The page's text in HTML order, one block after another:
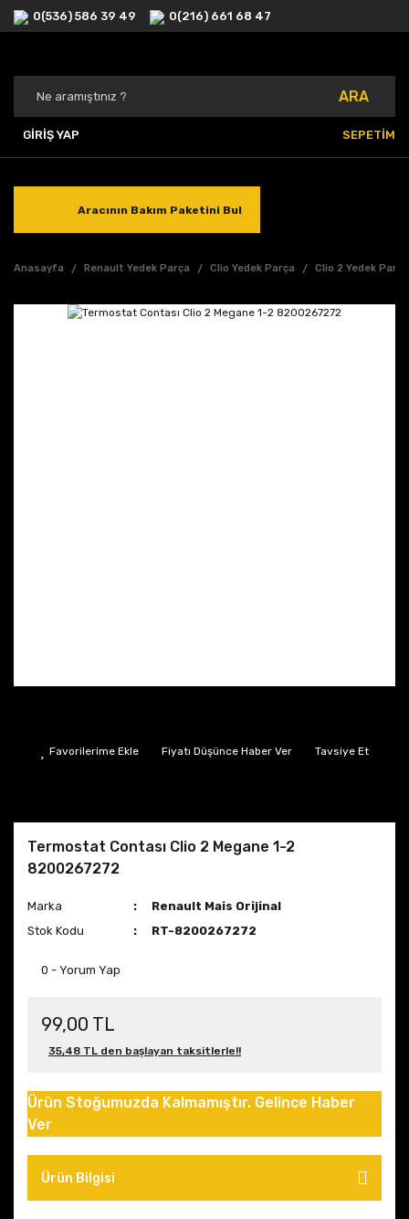
0(536) 586 39 49 0(216) 661 68 47
ARA
GİRİŞ YAP SEPETİM
Aracının Bakım Paketini Bul
Anasayfa Renault Yedek Parça Clio Yedek Parça Clio 2 Yedek
Fiyatı Düşünce Haber Ver Tavsiye Et
Termostat Contası Clio 2 Megane 1-2
8200267272
Marka
Renault Mais Orijinal
Stok Kodu
RT-8200267272
0 - Yorum Yap
99,00 TL
35,48 TL den başlayan taksitlerle!!
Ürün Stoğumuzda Kalmamıştır. Gelince Haber
Ver
Ürün Bilgisi